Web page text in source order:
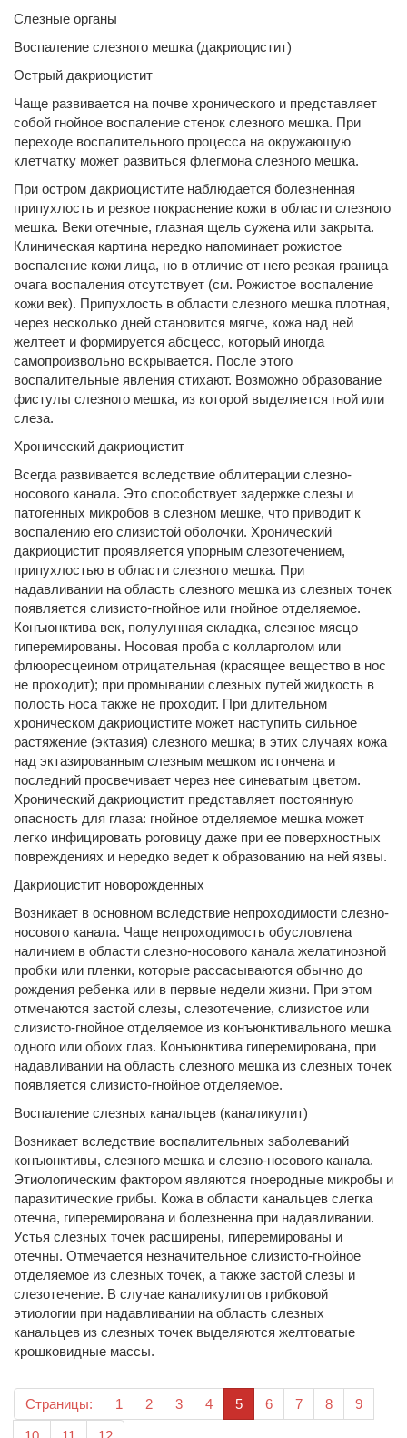
Слезные органы
Воспаление слезного мешка (дакриоцистит)
Острый дакриоцистит
Чаще развивается на почве хронического и представляет
собой гнойное воспаление стенок слезного мешка. При
переходе воспалительного процесса на окружающую
клетчатку может развиться флегмона слезного мешка.
При остром дакриоцистите наблюдается болезненная
припухлость и резкое покраснение кожи в области слезного
мешка. Веки отечные, глазная щель сужена или закрыта.
Клиническая картина нередко напоминает рожистое
воспаление кожи лица, но в отличие от него резкая граница
очага воспаления отсутствует (см. Рожистое воспаление
кожи век). Припухлость в области слезного мешка плотная,
через несколько дней становится мягче, кожа над ней
желтеет и формируется абсцесс, который иногда
самопроизвольно вскрывается. После этого
воспалительные явления стихают. Возможно образование
фистулы слезного мешка, из которой выделяется гной или
слеза.
Хронический дакриоцистит
Всегда развивается вследствие облитерации слезно-
носового канала. Это способствует задержке слезы и
патогенных микробов в слезном мешке, что приводит к
воспалению его слизистой оболочки. Хронический
дакриоцистит проявляется упорным слезотечением,
припухлостью в области слезного мешка. При
надавливании на область слезного мешка из слезных точек
появляется слизисто-гнойное или гнойное отделяемое.
Конъюнктива век, полулунная складка, слезное мясцо
гиперемированы. Носовая проба с колларголом или
флюоресцеином отрицательная (красящее вещество в нос
не проходит); при промывании слезных путей жидкость в
полость носа также не проходит. При длительном
хроническом дакриоцистите может наступить сильное
растяжение (эктазия) слезного мешка; в этих случаях кожа
над эктазированным слезным мешком истончена и
последний просвечивает через нее синеватым цветом.
Хронический дакриоцистит представляет постоянную
опасность для глаза: гнойное отделяемое мешка может
легко инфицировать роговицу даже при ее поверхностных
повреждениях и нередко ведет к образованию на ней язвы.
Дакриоцистит новорожденных
Возникает в основном вследствие непроходимости слезно-
носового канала. Чаще непроходимость обусловлена
наличием в области слезно-носового канала желатинозной
пробки или пленки, которые рассасываются обычно до
рождения ребенка или в первые недели жизни. При этом
отмечаются застой слезы, слезотечение, слизистое или
слизисто-гнойное отделяемое из конъюнктивального мешка
одного или обоих глаз. Конъюнктива гиперемирована, при
надавливании на область слезного мешка из слезных точек
появляется слизисто-гнойное отделяемое.
Воспаление слезных канальцев (каналикулит)
Возникает вследствие воспалительных заболеваний
конъюнктивы, слезного мешка и слезно-носового канала.
Этиологическим фактором являются гноеродные микробы и
паразитические грибы. Кожа в области канальцев слегка
отечна, гиперемирована и болезненна при надавливании.
Устья слезных точек расширены, гиперемированы и
отечны. Отмечается незначительное слизисто-гнойное
отделяемое из слезных точек, а также застой слезы и
слезотечение. В случае каналикулитов грибковой
этиологии при надавливании на область слезных
канальцев из слезных точек выделяются желтоватые
крошковидные массы.
Страницы: 1 2 3 4 5(текущая)
6 7 8 9